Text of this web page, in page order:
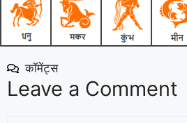
कॉमेंट्स
Leave a Comment